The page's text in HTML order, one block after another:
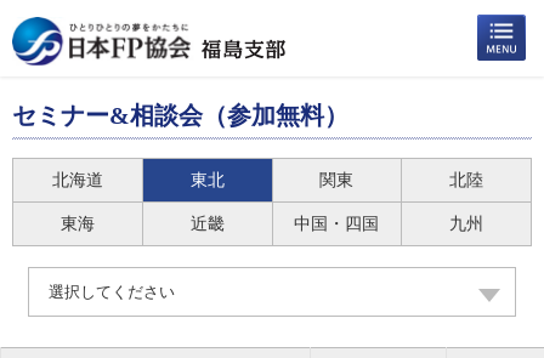
セミナー&相談会（参加無料）
北海道 東北 関東 北陸
東海 近畿 中国・四国 九州
選択してください